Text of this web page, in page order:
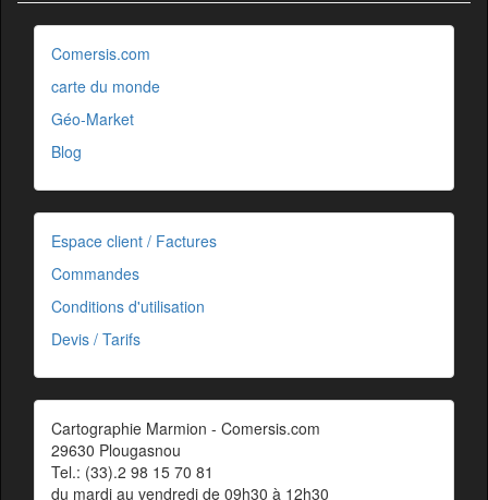
Comersis.com
carte du monde
Géo-Market
Blog
Espace client / Factures
Commandes
Conditions d'utilisation
Devis / Tarifs
Cartographie Marmion - Comersis.com
29630 Plougasnou
Tel.: (33).2 98 15 70 81
du mardi au vendredi de 09h30 à 12h30